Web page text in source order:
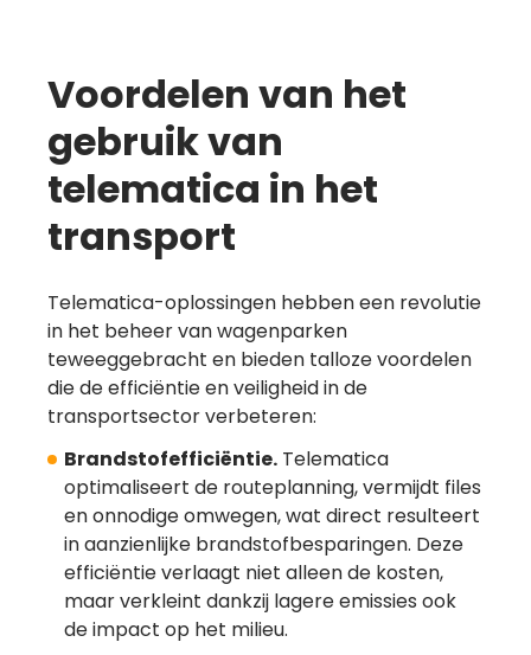
Voordelen van het
gebruik van
telematica in het
transport
Telematica-oplossingen hebben een revolutie
in het beheer van wagenparken
teweeggebracht en bieden talloze voordelen
die de efficiëntie en veiligheid in de
transportsector verbeteren:
Brandstofefficiëntie. Telematica
optimaliseert de routeplanning, vermijdt files
en onnodige omwegen, wat direct resulteert
in aanzienlijke brandstofbesparingen. Deze
efficiëntie verlaagt niet alleen de kosten,
maar verkleint dankzij lagere emissies ook
de impact op het milieu.